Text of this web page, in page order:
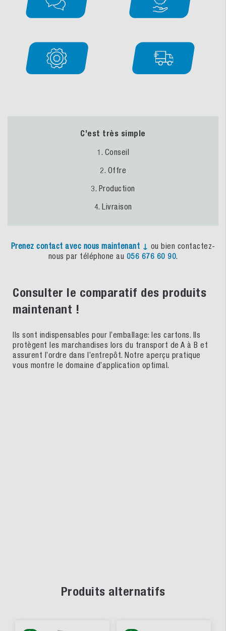
C’est très simple
1. Conseil
2. Offre
3. Production
4. Livraison
Prenez contact avec nous maintenant ↓ ou bien contactez-
nous par téléphone au 056 676 60 90.
Consulter le comparatif des produits
maintenant !
Ils sont indispensables pour l’emballage: les cartons. Ils
protègent les marchandises lors du transport de A à B et
assurent l’ordre dans l’entrepôt. Notre aperçu pratique
vous montre le domaine d’application optimal.
Produits alternatifs